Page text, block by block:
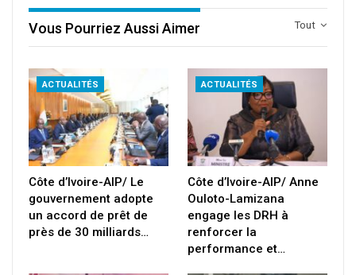
Tout
Vous Pourriez Aussi Aimer
ACTUALITÉS
Côte d’Ivoire-AIP/ Le
gouvernement adopte
un accord de prêt de
près de 30 milliards…
ACTUALITÉS
Côte d’Ivoire-AIP/ Anne
Ouloto-Lamizana
engage les DRH à
renforcer la
performance et…